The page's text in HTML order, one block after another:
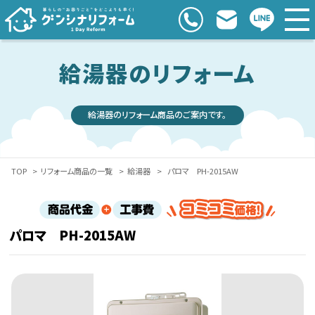
給湯器のリフォーム
給湯器のリフォーム商品のご案内です。
TOP > リフォーム商品の一覧 > 給湯器 > パロマ PH-2015AW
パロマ PH-2015AW